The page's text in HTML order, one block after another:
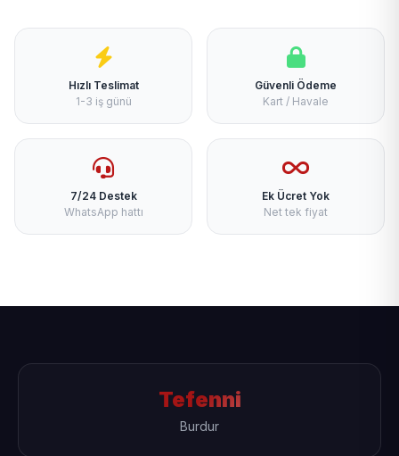
Hızlı Teslimat
1-3 iş günü
Güvenli Ödeme
Kart / Havale
7/24 Destek
WhatsApp hattı
Ek Ücret Yok
Net tek fiyat
Tefenni
Burdur